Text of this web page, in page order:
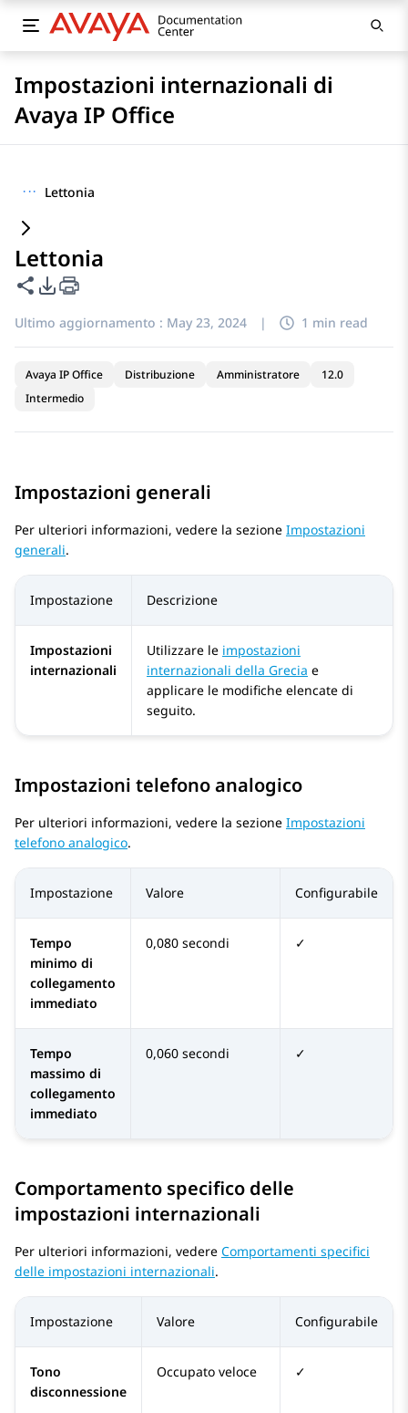
Impostazioni internazionali di
Avaya IP Office
··· Lettonia
Lettonia
Condividi questa pagina
Opzioni di esportazione PDF
Ultimo aggiornamento : May 23, 2024 | 1 min read
Avaya IP Office Distribuzione Amministratore
12.0
Intermedio
Impostazioni generali
Per ulteriori informazioni, vedere la sezione Impostazioni
generali.
Impostazione Descrizione
Impostazioni
internazionali
Utilizzare le impostazioni
internazionali della Grecia e
applicare le modifiche elencate di
seguito.
Impostazioni telefono analogico
Per ulteriori informazioni, vedere la sezione Impostazioni
telefono analogico.
Impostazione Valore Configurabile
Tempo
minimo di
collegamento
immediato
0,080 secondi ✓
Tempo
massimo di
collegamento
immediato
0,060 secondi ✓
Comportamento specifico delle
impostazioni internazionali
Per ulteriori informazioni, vedere Comportamenti specifici
delle impostazioni internazionali.
Impostazione Valore Configurabile
Tono
disconnessione
Occupato veloce ✓